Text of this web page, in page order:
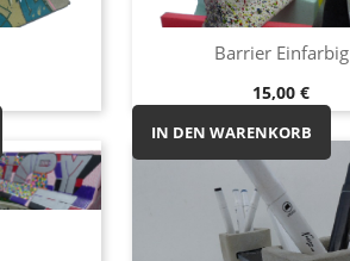
Vorschau
OrangeBlau Hell-
Grün
Barrier Einfarbig
Preis
15,00 €
IN DEN WARENKORB